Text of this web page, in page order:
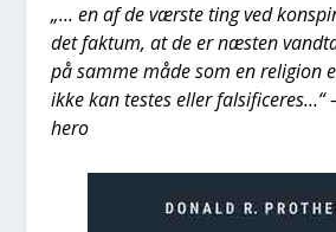
„… en af de vær­ste ting ved
det fak­tum, at de er næsten
på sam­me måde som en reli­gion
ikke kan testes eller
hero